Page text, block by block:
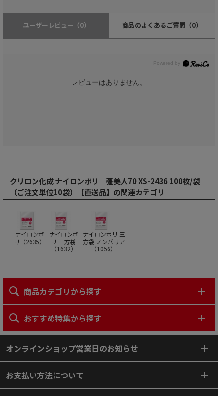
ユーザーレビュー （0） 商品のよくあるご質問 （0）
レビューはありません。
クリロン化成 ナイロンポリ 彊美人70 XS-2436 100枚/袋
（ご注文単位10袋）【直送品】の関連カテゴリ
ナイロンポ
リ（2635）
ナイロンポ
リ 三方袋
（1632）
ナイロンポリ 三
方袋 ノンバリア
（1056）
商品カテゴリから探す
おすすめ特集から探す
オンラインショップ営業日のお知らせ
お支払い方法について